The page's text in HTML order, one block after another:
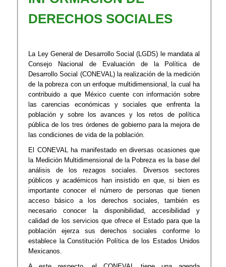
DERECHOS SOCIALES
La Ley General de Desarrollo Social (LGDS) le mandata al
Consejo Nacional de Evaluación de la Política de
Desarrollo Social (CONEVAL) la realización de la medición
de la pobreza con un enfoque multidimensional, la cual ha
contribuido a que México cuente con información sobre
las carencias económicas y sociales que enfrenta la
población y sobre los avances y los retos de política
pública de los tres órdenes de gobierno para la mejora de
las condiciones de vida de la población.
El CONEVAL ha manifestado en diversas ocasiones que
la Medición Multidimensional de la Pobreza es la base del
análisis de los rezagos sociales. Diversos sectores
públicos y académicos han insistido en que, si bien es
importante conocer el número de personas que tienen
acceso básico a los derechos sociales, también es
necesario conocer la disponibilidad, accesibilidad y
calidad de los servicios que ofrece el Estado para que la
población ejerza sus derechos sociales conforme lo
establece la Constitución Política de los Estados Unidos
Mexicanos.